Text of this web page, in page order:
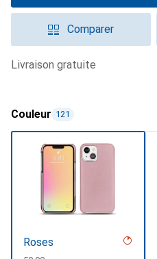
Comparer
livraison gratuite
Couleur 121
Roses